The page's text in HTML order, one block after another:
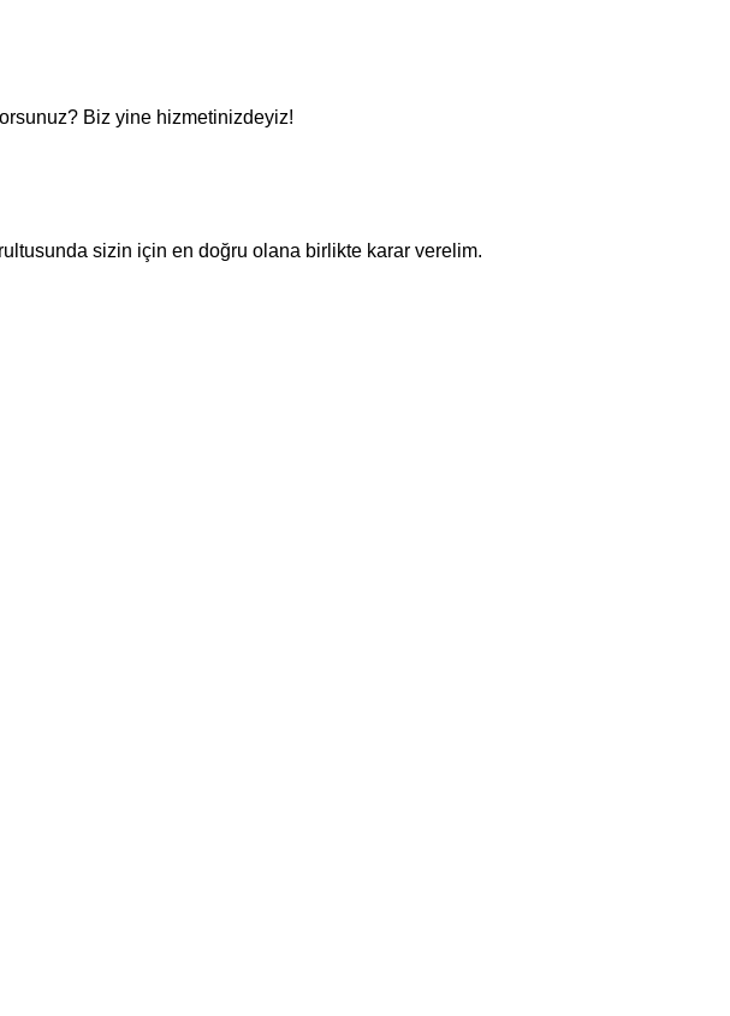
Biz yine hizmetinizdeyiz!
sizin için en doğru olana birlikte karar verelim.